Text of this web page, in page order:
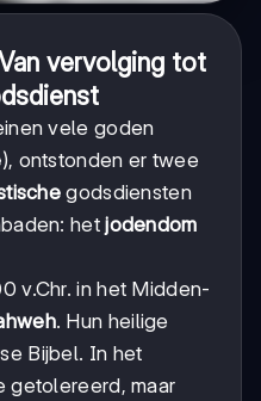
vervolging tot
vele goden
), ontstonden er twee
godsdiensten
hetjodendom
v.Chr. in het Midden-
. Hun heilige
Bijbel. In het
getolereerd, maar